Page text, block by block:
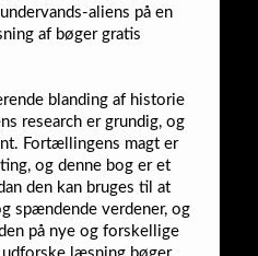
aliens på en
af bøger gratis
blanding af historie
research er grundig, og
Fortællingens magt er
og denne bog er et
den kan bruges til at
spændende verdener, og
på nye og forskellige